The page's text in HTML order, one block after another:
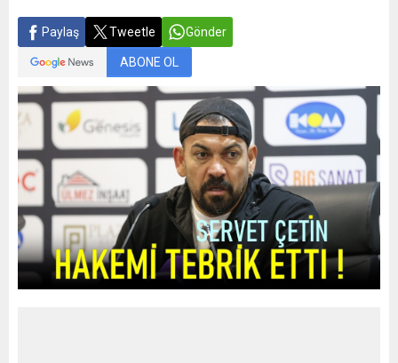
Paylaş Tweetle Gönder
ABONE OL